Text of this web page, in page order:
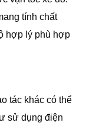
tính chất
hợp lý phù hợp
tác khác có thể
sử dụng điện